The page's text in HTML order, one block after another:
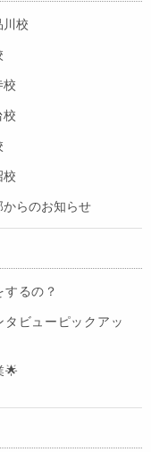
川校
校
校
校
からのお知らせ
るの？
ビューピックアッ
🌟